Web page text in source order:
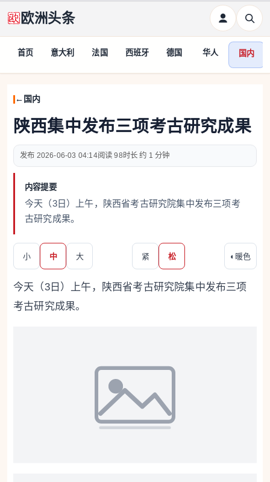
欧洲头条
首页 意大利 法国 西班牙 德国 华人 国内
国内
陕西集中发布三项考古研究成果
2026-06-03 04:14 98 约 1 分钟
内容提要
今天（3日）上午，陕西省考古研究院集中发布三项考
古研究成果。
小 中 大 紧 松 ◐ 暖色
今天（3日）上午，陕西省考古研究院集中发布三项
考古研究成果。